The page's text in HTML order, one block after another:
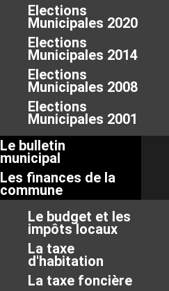
Elections
Municipales 2020
Elections
Municipales 2014
Elections
Municipales 2008
Elections
Municipales 2001
Le bulletin
municipal
Les finances de la
commune
Le budget et les
impôts locaux
La taxe
d'habitation
La taxe foncière